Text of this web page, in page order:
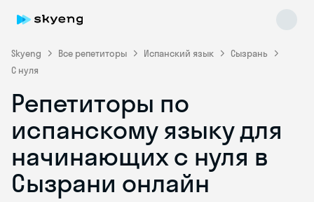
Skyeng Все репетиторы Испанский язык
Сызрань
С нуля
Репетиторы по
испанскому языку для
начинающих с нуля в
Сызрани онлайн
Skyeng Chat
online